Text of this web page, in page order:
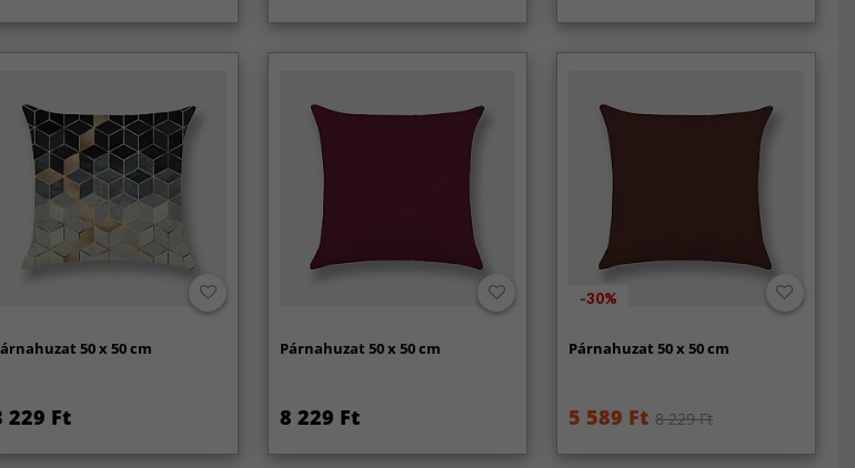
50 x 50 cm
229 Ft
Párnahuzat 50 x 50 cm
8 229 Ft
-30%
Párnahuzat 50 x 50 cm
5 589 Ft 8 229 Ft